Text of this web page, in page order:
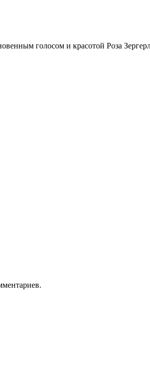
голосом и красотой Роза